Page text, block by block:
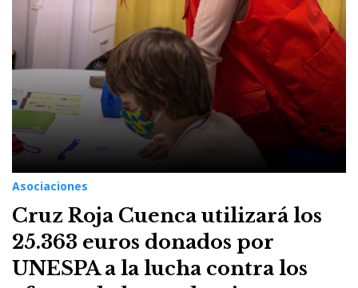
Asociaciones
Cruz Roja Cuenca utilizará los
25.363 euros donados por
UNESPA a la lucha contra los